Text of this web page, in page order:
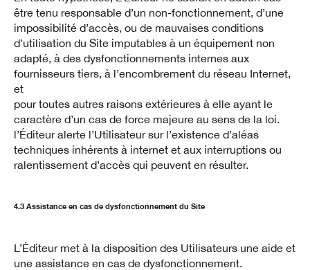
être tenu responsable d’un non-fonctionnement, d’une
impossibilité d’accès, ou de mauvaises conditions
d’utilisation du Site imputables à un équipement non
adapté, à des dysfonctionnements internes aux
fournisseurs tiers, à l’encombrement du réseau Internet,
et
pour toutes autres raisons extérieures à elle ayant le
caractère d’un cas de force majeure au sens de la loi.
l’Éditeur alerte l’Utilisateur sur l’existence d’aléas
techniques inhérents à internet et aux interruptions ou
ralentissement d’accès qui peuvent en résulter.
4.3 Assistance en cas de dysfonctionnement du Site
L’Éditeur met à la disposition des Utilisateurs une aide et
une assistance en cas de dysfonctionnement.